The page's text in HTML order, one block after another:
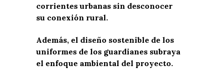
corrientes urbanas sin desconocer
su conexión rural.
Además, el diseño sostenible de los
uniformes de los guardianes subraya
el enfoque ambiental del proyecto.